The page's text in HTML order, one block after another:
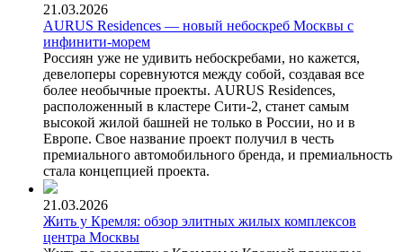
21.03.2026
AURUS Residences — новый небоскреб Москвы с
инфинити-морем
Россиян уже не удивить небоскребами, но кажется,
девелоперы соревнуются между собой, создавая все
более необычные проекты. AURUS Residences,
расположенный в кластере Сити-2, станет самым
высокой жилой башней не только в России, но и в
Европе. Свое название проект получил в честь
премиального автомобильного бренда, и премиальность
стала концепцией проекта.
21.03.2026
Жить у Кремля: обзор элитных жилых комплексов
центра Москвы